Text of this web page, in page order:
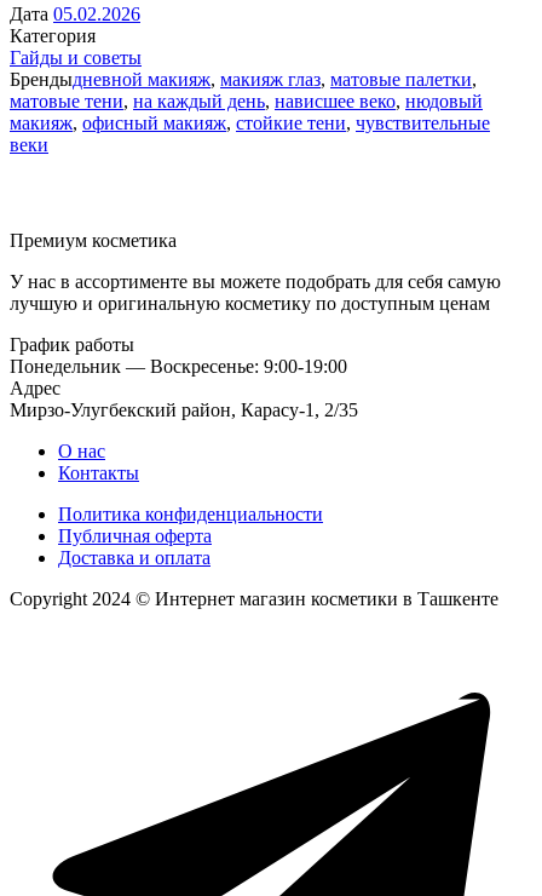
Дата 05.02.2026
Категория
Гайды и советы
Брендыдневной макияж, макияж глаз, матовые палетки,
матовые тени, на каждый день, нависшее веко, нюдовый
макияж, офисный макияж, стойкие тени, чувствительные
веки
Премиум косметика
У нас в ассортименте вы можете подобрать для себя самую
лучшую и оригинальную косметику по доступным ценам
График работы
Понедельник — Воскресенье: 9:00-19:00
Адрес
Мирзо-Улугбекский район, Карасу-1, 2/35
О нас
Контакты
Политика конфиденциальности
Публичная оферта
Доставка и оплата
Copyright 2024 © Интернет магазин косметики в Ташкенте